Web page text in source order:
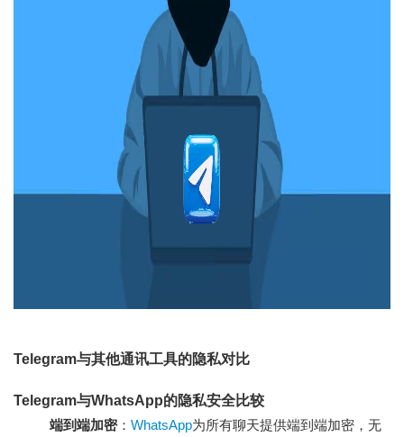
Telegram与其他通讯工具的隐私对比
Telegram与WhatsApp的隐私安全比较
端到端加密： WhatsApp为所有聊天提供端到端加密，无